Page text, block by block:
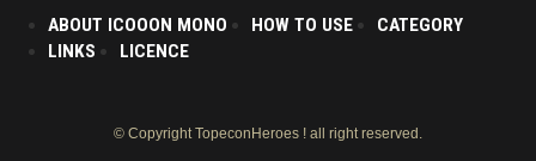
ABOUT ICOOON MONO HOW TO USE
CATEGORY
LINKS
LICENCE
© Copyright TopeconHeroes ! all right reserved.